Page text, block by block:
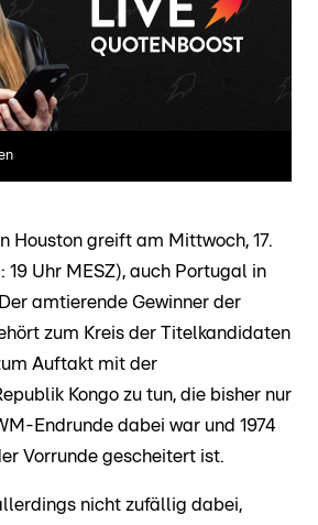
Houston greift am Mittwoch, 17.
19 Uhr MESZ), auch Portugal in
amtierende Gewinner der
zum Kreis der Titelkandidaten
Auftakt mit der
Kongo zu tun, die bisher nur
Endrunde dabei war und 1974
Vorrunde gescheitert ist.
nicht zufällig dabei,